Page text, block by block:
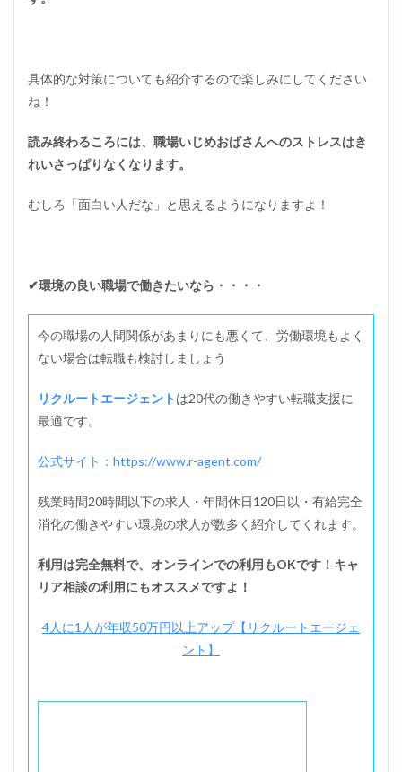
具体的な対策についても紹介するので楽しみにしてください
ね！
読み終わるころには、職場いじめおばさんへのストレスはき
れいさっぱりなくなります。
むしろ「面白い人だな」と思えるようになりますよ！
✔環境の良い職場で働きたいなら・・・・
今の職場の人間関係があまりにも悪くて、労働環境もよく
ない場合は転職も検討しましょう
リクルートエージェントは20代の働きやすい転職支援に
最適です。
公式サイト：https://www.r-agent.com/
残業時間20時間以下の求人・年間休日120日以・有給完全
消化の働きやすい環境の求人が数多く紹介してくれます。
利用は完全無料で、オンラインでの利用もOKです！キャ
リア相談の利用にもオススメですよ！
4人に1人が年収50万円以上アップ【リクルートエージェ
ント】